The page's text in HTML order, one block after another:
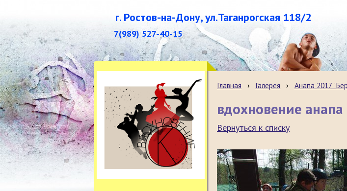
г. Ростов-на-Дону, ул.Таганрогская 118/2
7(989) 527-40-15
Главная › Галерея › Анапа 2017
вдохновение
Вернуться к списку